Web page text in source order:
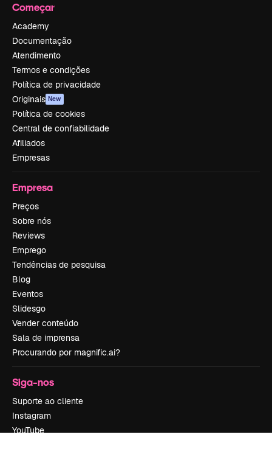
Começar
Academy
Documentação
Atendimento
Termos e condições
Política de privacidade
Originais New
Política de cookies
Central de confiabilidade
Afiliados
Empresas
Empresa
Preços
Sobre nós
Reviews
Emprego
Tendências de pesquisa
Blog
Eventos
Slidesgo
Vender conteúdo
Sala de imprensa
Procurando por magnific.ai?
Siga-nos
Suporte ao cliente
Instagram
YouTube